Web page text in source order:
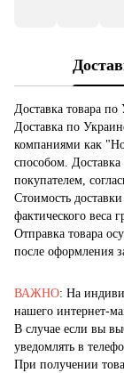
Доставка товара по
Доставка по
компаниями как
способом. Доставка
покупателем,
Стоимость
фактического веса
Отправка товара
после оформления
ВАЖНО: На
нашего интернет-
В случае если вы
уведомлять в
При получении